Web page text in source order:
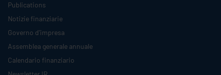
Publications
Notizie finanziarie
Governo d'impresa
Assemblea generale annuale
Calendario finanziario